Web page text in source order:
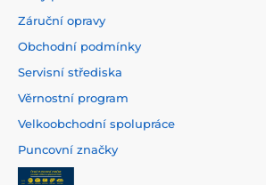
Záruční opravy
Obchodní podmínky
Servisní střediska
Věrnostní program
Velkoobchodní spolupráce
Puncovní značky